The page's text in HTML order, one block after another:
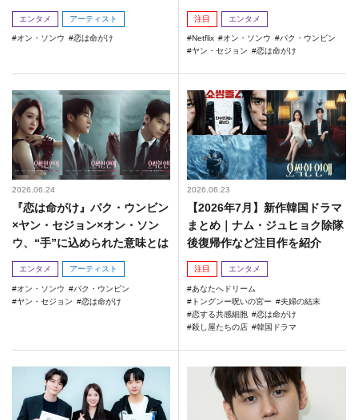
エンタメ アーティスト
オン・ソンウ 恋は命がけ
注目 エンタメ
Netflix オン・ソンウ
パク・ウンビン
ヤン・セジョン
恋は命がけ
2026.06.24
『恋は命がけ』パク・ウンビン
×ヤン・セジョン×オン・ソン
ウ、“手”に込められた意味とは
エンタメ アーティスト
オン・ソンウ
パク・ウンビン
ヤン・セジョン
恋は命がけ
2026.06.23
【2026年7月】新作韓国ドラマ
まとめ｜ナム・ジュヒョク除隊
後復帰作など注目作を紹介
注目 エンタメ
あなたへドリーム
トングンー呪いの宮ー
夫婦の結末
恋する共感細胞
恋は命がけ
殺し屋たちの店
韓国ドラマ